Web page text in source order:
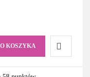
KOSZYKA
Do